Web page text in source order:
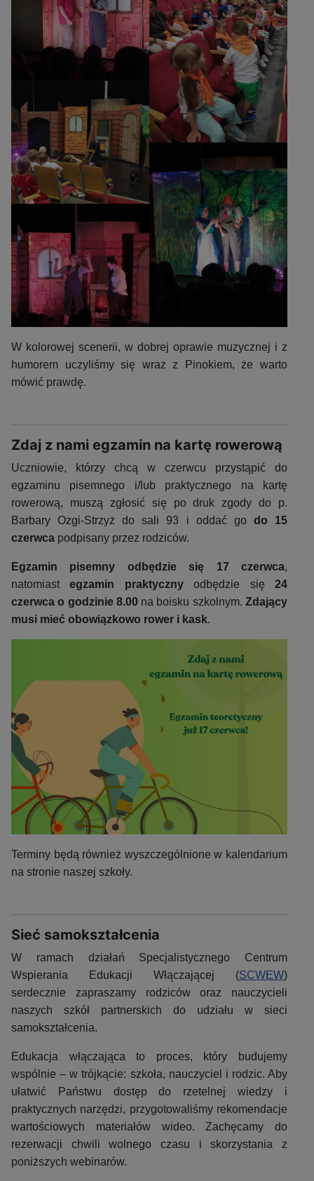
W kolorowej scenerii, w dobrej oprawie muzycznej i z
humorem uczyliśmy się wraz z Pinokiem, że warto
mówić prawdę.
Zdaj z nami egzamin na kartę rowerową
Uczniowie, którzy chcą w czerwcu przystąpić do
egzaminu pisemnego i/lub praktycznego na kartę
rowerową, muszą zgłosić się po druk zgody do p.
Barbary Ozgi-Strzyż do sali 93 i oddać godo 15
czerwca podpisany przez rodziców.
Egzamin pisemny odbędzie się 17 czerwca,
natomiastegzamin praktycznyodbędzie się24
czerwca o godzinie 8.00na boisku szkolnym.Zdający
musi mieć obowiązkowo rower i kask.
Terminy będą również wyszczególnione w kalendarium
na stronie naszej szkoły.
Sieć samokształcenia
W ramach działań Specjalistycznego Centrum
Wspierania Edukacji Włączającej (SCWEW)
serdecznie zapraszamy rodziców oraz nauczycieli
naszych szkół partnerskich do udziału w sieci
samokształcenia.
Edukacja włączająca to proces, który budujemy
wspólnie – w trójkącie: szkoła, nauczyciel i rodzic. Aby
ułatwić Państwu dostęp do rzetelnej wiedzy i
praktycznych narzędzi, przygotowaliśmy rekomendacje
wartościowych materiałów wideo. Zachęcamy do
rezerwacji chwili wolnego czasu i skorzystania z
poniższych webinarów.